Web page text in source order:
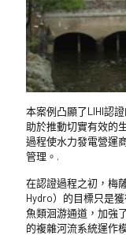
本案例凸顯了LIHI認
助於推動切實有效的
過程使水力發電營運
管理。.
在認證過程之初，梅
Hydro）的目標只是
魚類洄游通道，加強
的複雜河流系統運作